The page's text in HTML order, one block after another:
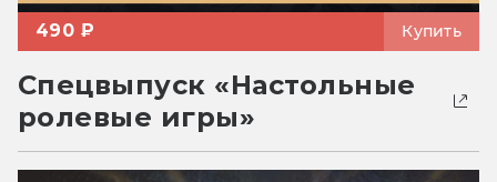
490 ₽ Купить
Спецвыпуск «Настольные
ролевые игры»